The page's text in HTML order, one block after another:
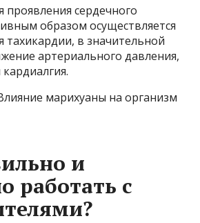
проявления сердечного
образом осуществляется
тахикардии, в значительной
артериального давления,
марихуаны на организм
и
работать с